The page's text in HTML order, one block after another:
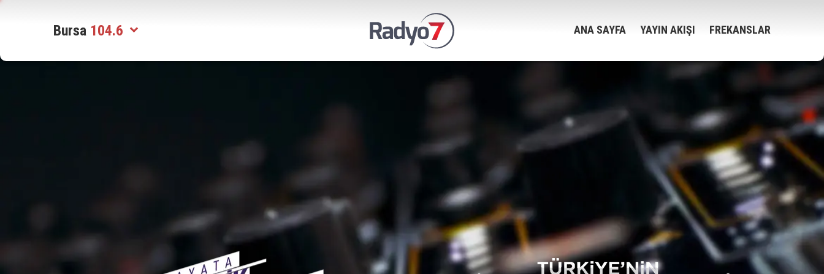
Bursa 104.6 ANA SAYFA YAYIN AKIŞI FREKANSLAR